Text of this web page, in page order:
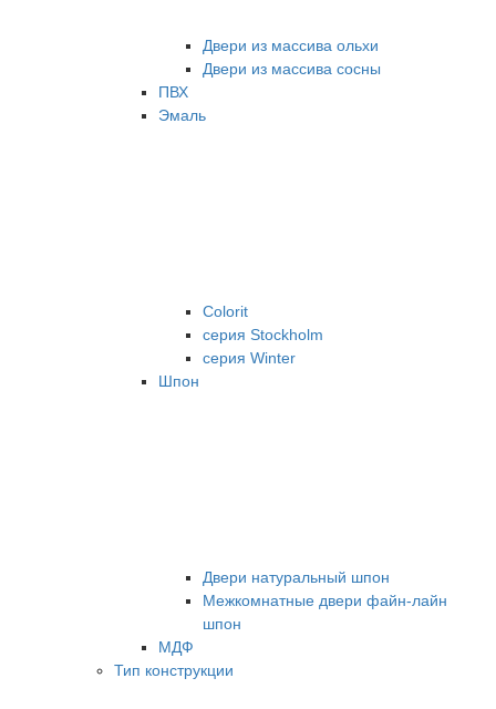
Двери из массива ольхи
Двери из массива сосны
ПВХ
Эмаль
Colorit
серия Stockholm
серия Winter
Шпон
Двери натуральный шпон
Межкомнатные двери файн-лайн
шпон
МДФ
Тип конструкции